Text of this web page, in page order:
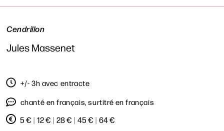
Cendrillon
Jules Massenet
+/- 3h avec entracte
chanté en français, surtitré en français
5 € | 12 € | 28 € | 45 € | 64 €